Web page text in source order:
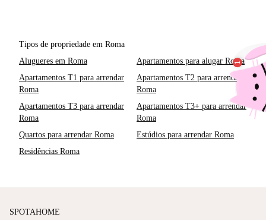
Tipos de propriedade em Roma
Alugueres em Roma
Apartamentos para alugar Roma
Apartamentos T1 para arrendar
Roma
Apartamentos T2 para arrendar
Roma
Apartamentos T3 para arrendar
Roma
Apartamentos T3+ para arrendar
Roma
Quartos para arrendar Roma
Estúdios para arrendar Roma
Residências Roma
SPOTAHOME